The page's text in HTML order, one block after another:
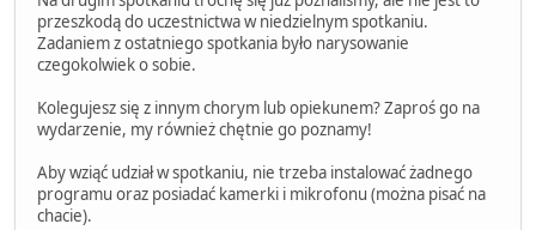
przeszkodą do uczestnictwa w niedzielnym spotkaniu.
Zadaniem z ostatniego spotkania było narysowanie
czegokolwiek o sobie.
Kolegujesz się z innym chorym lub opiekunem? Zaproś go na
wydarzenie, my również chętnie go poznamy!
Aby wziąć udział w spotkaniu, nie trzeba instalować żadnego
programu oraz posiadać kamerki i mikrofonu (można pisać na
chacie).